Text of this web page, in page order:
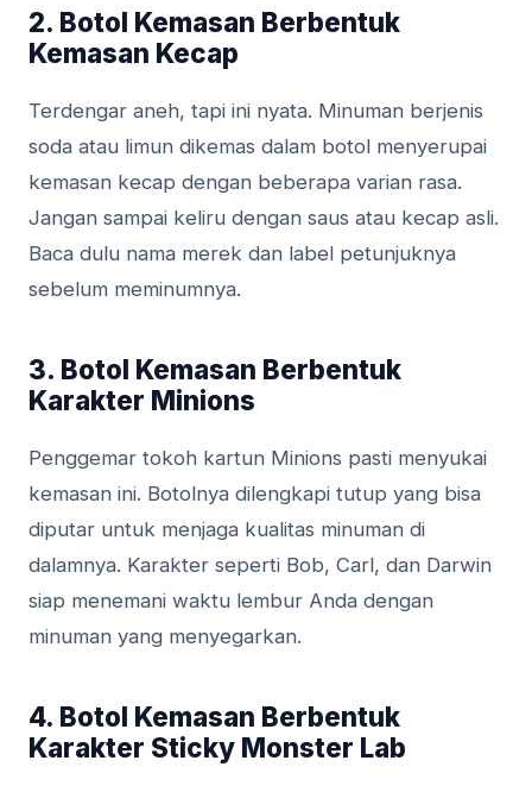
2. Botol Kemasan Berbentuk
Kemasan Kecap
Terdengar aneh, tapi ini nyata. Minuman berjenis
soda atau limun dikemas dalam botol menyerupai
kemasan kecap dengan beberapa varian rasa.
Jangan sampai keliru dengan saus atau kecap asli.
Baca dulu nama merek dan label petunjuknya
sebelum meminumnya.
3. Botol Kemasan Berbentuk
Karakter Minions
Penggemar tokoh kartun Minions pasti menyukai
kemasan ini. Botolnya dilengkapi tutup yang bisa
diputar untuk menjaga kualitas minuman di
dalamnya. Karakter seperti Bob, Carl, dan Darwin
siap menemani waktu lembur Anda dengan
minuman yang menyegarkan.
4. Botol Kemasan Berbentuk
Karakter Sticky Monster Lab